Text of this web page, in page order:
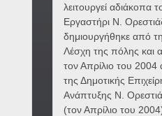
λειτουργεί αδιάκοπα
Εργαστήρι Ν.
δημιουργήθηκε από
Λέσχη της πόλης και
τον Απρίλιο του
της Δημοτικής
Ανάπτυξης Ν.
(τον Απρίλιο του